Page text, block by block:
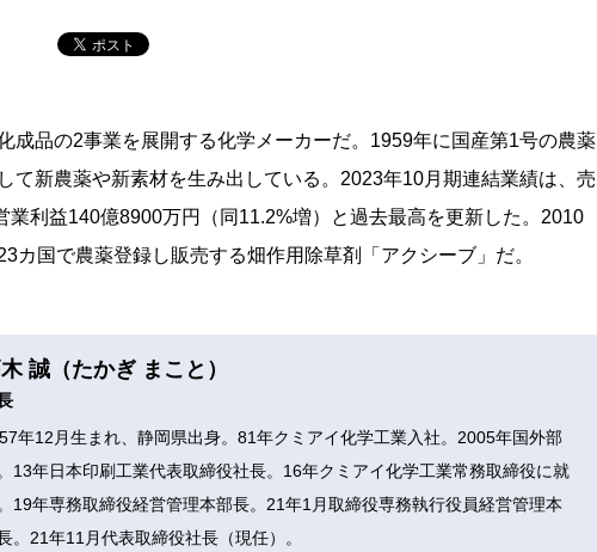
成品の2事業を展開する化学メーカーだ。1959年に国産第1号の農薬
て新農薬や新素材を生み出している。2023年10月期連結業績は、売
業利益140億8900万円（同11.2%増）と過去最高を更新した。2010
カ国で農薬登録し販売する畑作用除草剤「アクシーブ」だ。
誠（たかぎ まこと）
年12月生まれ、静岡県出身。81年クミアイ化学工業入社。2005年国外部
13年日本印刷工業代表取締役社長。16年クミアイ化学工業常務取締役に就
19年専務取締役経営管理本部長。21年1月取締役専務執行役員経営管理本
。21年11月代表取締役社長（現任）。